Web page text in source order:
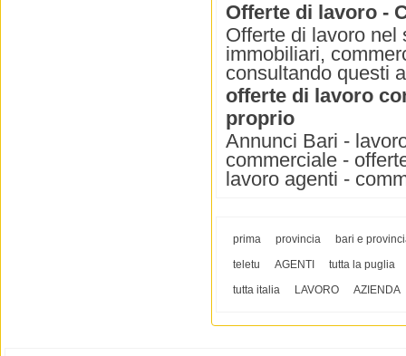
Offerte di lavoro -
Offerte di lavoro nel
immobiliari,
consultando questi
offerte di lavoro
proprio
Annunci Bari -
commerciale -
lavoro agenti -
prima provincia
bari e
teletu
AGENTI
tutta la puglia
tutta italia
LAVORO AZIENDA